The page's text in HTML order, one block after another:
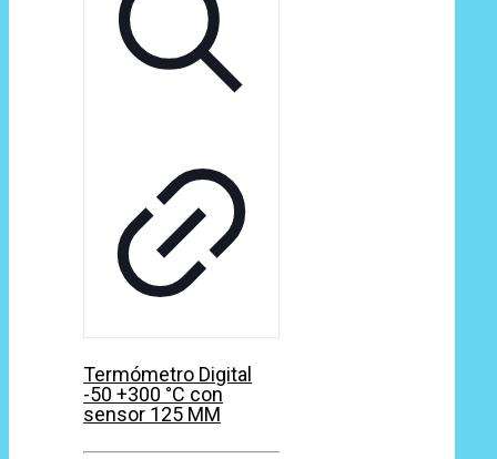
Termómetro Digital
-50 +300 °C con
sensor 125 MM